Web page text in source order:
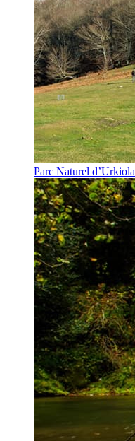
Parc Naturel d’Urkiola